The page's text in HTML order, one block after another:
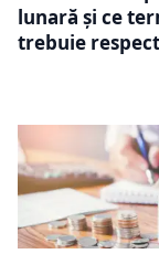
lunară și ce
trebuie